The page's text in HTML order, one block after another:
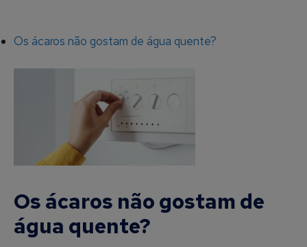
Os ácaros não gostam de água quente?
Os ácaros não gostam de
água quente?